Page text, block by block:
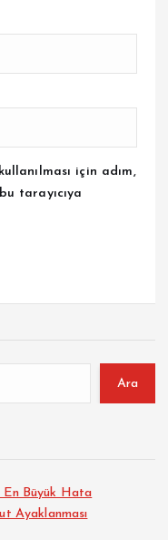
için adım,
tarayıcıya
Ara
En Büyük Hata
Ayaklanması